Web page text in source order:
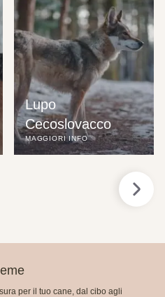
Lupo
Cecoslovacco
MAGGIORI INFO
per il tuo cane, dal cibo agli